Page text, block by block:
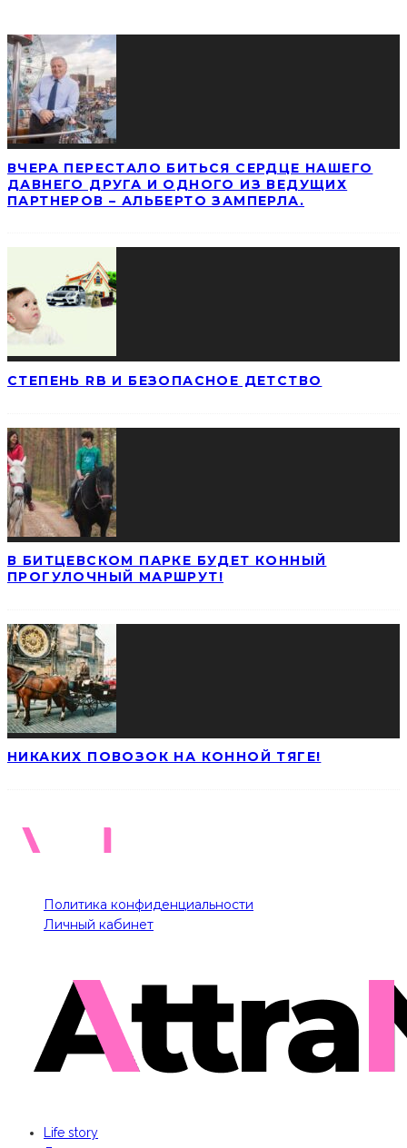
ВЧЕРА ПЕРЕСТАЛО БИТЬСЯ СЕРДЦЕ НАШЕГО
ДАВНЕГО ДРУГА И ОДНОГО ИЗ ВЕДУЩИХ
ПАРТНЕРОВ – АЛЬБЕРТО ЗАМПЕРЛА.
СТЕПЕНЬ RB И БЕЗОПАСНОЕ ДЕТСТВО
В БИТЦЕВСКОМ ПАРКЕ БУДЕТ КОННЫЙ
ПРОГУЛОЧНЫЙ МАРШРУТ!
НИКАКИХ ПОВОЗОК НА КОННОЙ ТЯГЕ!
Политика конфиденциальности
Личный кабинет
Life story